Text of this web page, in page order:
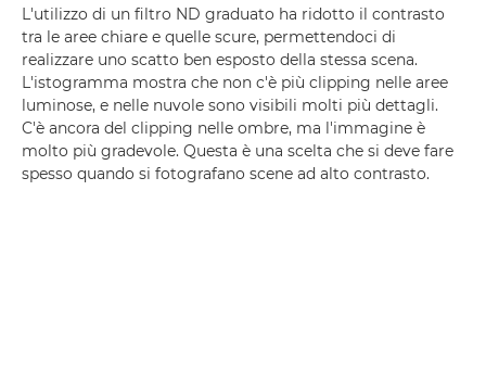
L'utilizzo di un filtro ND graduato ha ridotto il contrasto
tra le aree chiare e quelle scure, permettendoci di
realizzare uno scatto ben esposto della stessa scena.
L'istogramma mostra che non c'è più clipping nelle aree
luminose, e nelle nuvole sono visibili molti più dettagli.
C'è ancora del clipping nelle ombre, ma l'immagine è
molto più gradevole. Questa è una scelta che si deve fare
spesso quando si fotografano scene ad alto contrasto.